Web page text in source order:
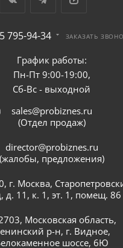
795-94-34 ЗАКАЗАТЬ
График работы:
Пн-Пт 9:00-19:00,
Сб-Вс - выходной
sales@probiznes.ru
(Отдел продаж)
director@probiznes.ru
(жалобы, предложения)
г. Москва,
д. 11, к. 1, эт. 1, помещ. 86
Московская область,
р-н, г. Видное,
шоссе, 6Ю